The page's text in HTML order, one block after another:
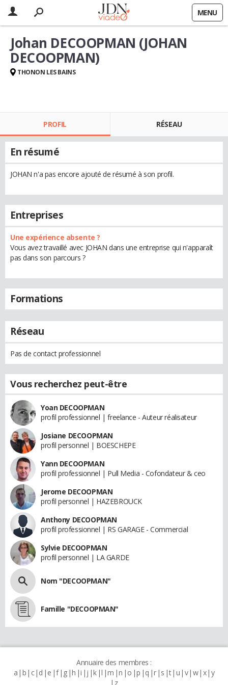
MENU
Johan DECOOPMAN (JOHAN
DECOOPMAN)
THONON LES BAINS
PROFIL RÉSEAU
En résumé
JOHAN n'a pas encore ajouté de résumé à son profil.
Entreprises
Une expérience absente ?
Vous avez travaillé avec JOHAN dans une entreprise qui n'apparaît
pas dans son parcours ?
Formations
Réseau
Pas de contact professionnel
Vous recherchez peut-être
Yoan DECOOPMAN
profil professionnel | freelance - Auteur réalisateur
Josiane DECOOPMAN
profil personnel | BOESCHEPE
Yann DECOOPMAN
profil professionnel | Pull Media - Cofondateur & ceo
Jerome DECOOPMAN
profil personnel | HAZEBROUCK
Anthony DECOOPMAN
profil professionnel | RS GARAGE - Commercial
Sylvie DECOOPMAN
profil personnel | LA GARDE
Nom "DECOOPMAN"
Famille "DECOOPMAN"
Annuaire des membres :
a b c d e f g h i j k l m n o p q r s t u v w x y
z